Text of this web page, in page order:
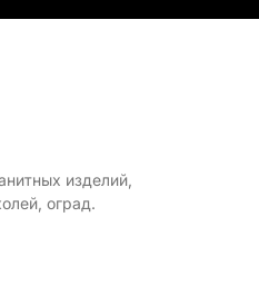
изделий,
оград.